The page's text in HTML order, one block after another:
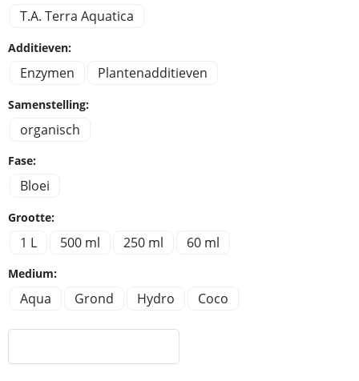
T.A. Terra Aquatica
Additieven:
Enzymen Plantenadditieven
Samenstelling:
organisch
Fase:
Bloei
Grootte:
1 L 500 ml 250 ml 60 ml
Medium:
Aqua Grond Hydro Coco